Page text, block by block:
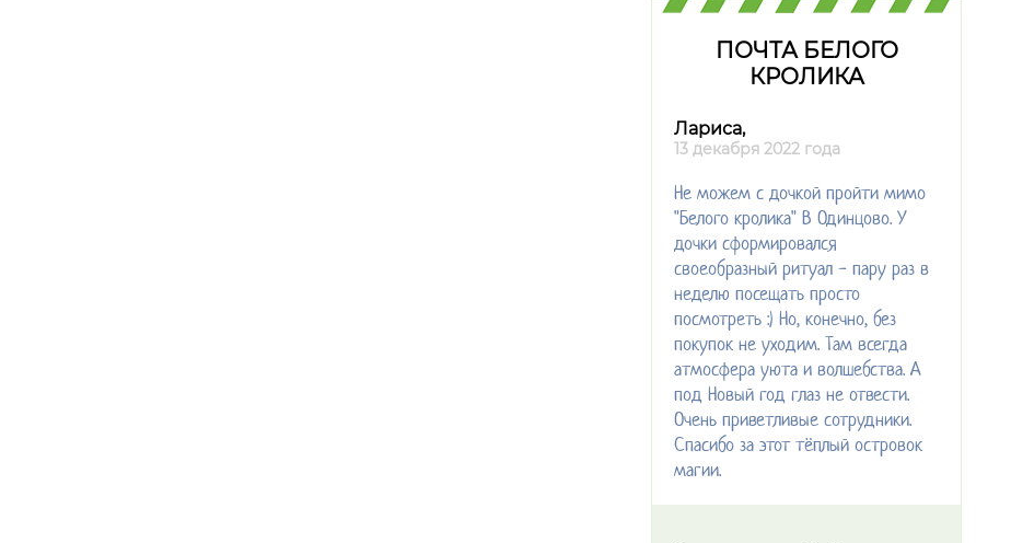
ПОЧТА БЕЛОГО
КРОЛИКА
Лариса,
13 декабря 2022 года
Не можем с дочкой пройти мимо
"Белого кролика" В Одинцово. У
дочки сформировался
своеобразный ритуал - пару раз в
неделю посещать просто
посмотреть :) Но, конечно, без
покупок не уходим. Там всегда
атмосфера уюта и волшебства. А
под Новый год глаз не отвести.
Очень приветливые сотрудники.
Спасибо за этот тёплый островок
магии.